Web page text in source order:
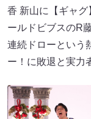
香 新山に【ギャ
ールドビブスのR
連続ドローという
ー！に敗退と実力